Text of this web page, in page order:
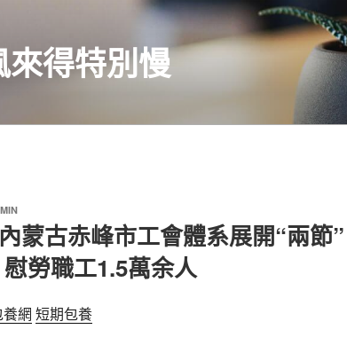
來得特別慢
蒙古赤峰市工會體系展開“兩節”
勞職工1.5萬余人
網 短期包養